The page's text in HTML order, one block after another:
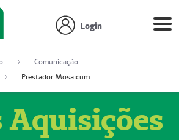
Login
Comunicação
Prestador Mosaicum Espaço Clínico Ltda (51004352-0)
Aquisições